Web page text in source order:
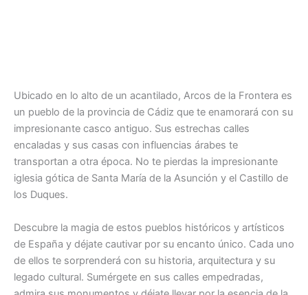
Ubicado en lo alto de un acantilado, Arcos de la Frontera es
un pueblo de la provincia de Cádiz que te enamorará con su
impresionante casco antiguo. Sus estrechas calles
encaladas y sus casas con influencias árabes te
transportan a otra época. No te pierdas la impresionante
iglesia gótica de Santa María de la Asunción y el Castillo de
los Duques.
Descubre la magia de estos pueblos históricos y artísticos
de España y déjate cautivar por su encanto único. Cada uno
de ellos te sorprenderá con su historia, arquitectura y su
legado cultural. Sumérgete en sus calles empedradas,